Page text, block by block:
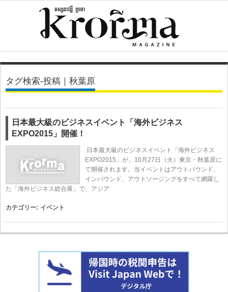
タグ検索-投稿｜秋葉原
日本最大級のビジネスイベント「海外ビジネス
EXPO2015」開催！
日本最大級のビジネスイベント「海外ビジネス
EXPO2015」が、10月27日（火）東京・秋葉原に
て開催されます。当イベントはアウトバウンド、
インバウンド、アウトソージングをすべて網羅し
た「海外ビジネス総合展」で、アジア
カテゴリー: イベント